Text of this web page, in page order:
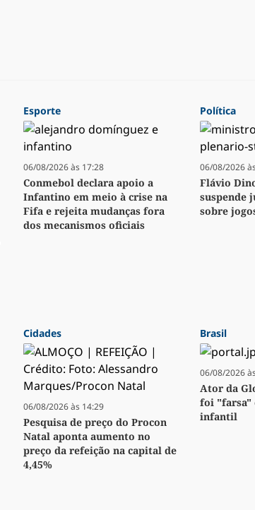
Esporte
06/08/2026 às 17:28
Conmebol declara apoio a
Infantino em meio à crise na
Fifa e rejeita mudanças fora
dos mecanismos oficiais
Política
06/08/2026
Flávio
suspende
sobre
Cidades
06/08/2026 às 14:29
Pesquisa de preço do Procon
Natal aponta aumento no
preço da refeição na capital de
4,45%
Brasil
06/08/2026
Ator da
foi "farsa"
infantil